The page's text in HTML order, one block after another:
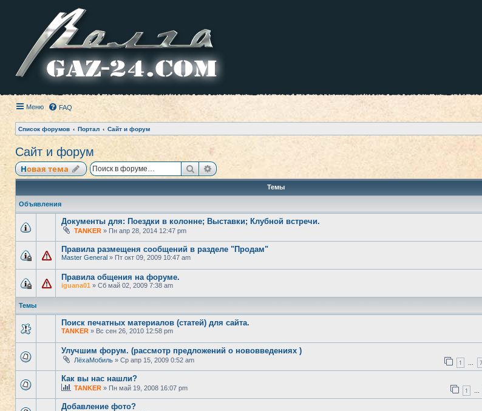
Меню FAQ
Список форумов Портал Сайт и форум
Сайт и форум
Новая тема ПоискРасширенный поиск
Темы
Объявления
Документы для: Поездки в колонне; Выставки; Клубной встречи.
TANKER » Пн апр 28, 2014 12:47 pm
Правила размещеня сообщений в разделе "Продам"
Master General » Пт окт 09, 2009 10:47 am
Правила общения на форуме.
iguana01 » Сб май 02, 2009 7:38 am
Темы
Поиск печатных материалов (статей) для сайта.
TANKER » Вс сен 26, 2010 12:58 pm
Улучшим форум. (рассмотр предложений о нововведениях )
ЛёхаМобиль » Ср апр 15, 2009 0:52 am 1 … 7
Как вы нас нашли?
TANKER » Пн май 19, 2008 16:07 pm 1 …
Добавление фото?